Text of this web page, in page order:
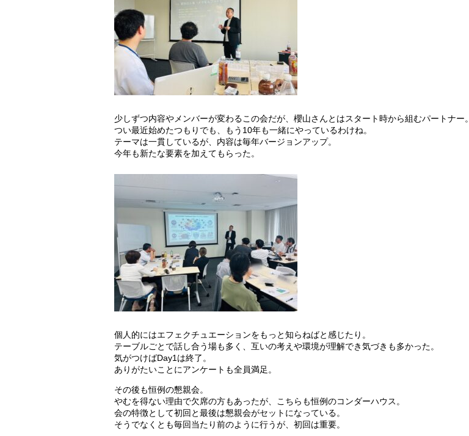
少しずつ内容やメンバーが変わるこの会だが、櫻山さんとはスタート時から組むパートナー。
つい最近始めたつもりでも、もう10年も一緒にやっているわけね。
テーマは一貫しているが、内容は毎年バージョンアップ。
今年も新たな要素を加えてもらった。
個人的にはエフェクチュエーションをもっと知らねばと感じたり。
テーブルごとで話し合う場も多く、互いの考えや環境が理解でき気づきも多かった。
気がつけばDay1は終了。
ありがたいことにアンケートも全員満足。
その後も恒例の懇親会。
やむを得ない理由で欠席の方もあったが、こちらも恒例のコンダーハウス。
会の特徴として初回と最後は懇親会がセットになっている。
そうでなくとも毎回当たり前のように行うが、初回は重要。